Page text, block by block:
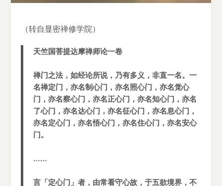
（转自显密禅修学院）
天竺国菩提达摩禅师论一卷
禅门之法，如经论所说，乃有多义，非直一名。一
名禅定门，亦名制心门，亦名照心门，亦名觉心
门，亦名察心门，亦名正心门，亦名知心门，亦名
了心门，亦名达心门，亦名征心门，亦名息心门，
亦名定心门，亦名悟心门，亦名住心门，亦名安心
门。
……
言「定心门」者，由常看守心故，于五欲境界，不